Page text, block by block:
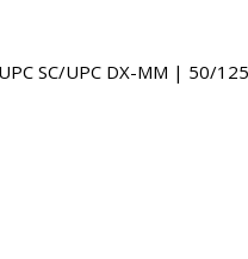
SC/UPC DX-MM | 50/